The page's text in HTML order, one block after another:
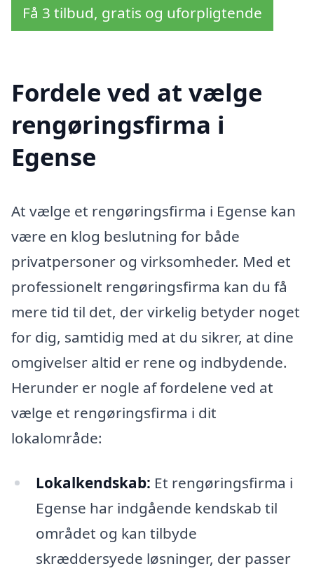
Få 3 tilbud, gratis og uforpligtende
Fordele ved at vælge
rengøringsfirma i
Egense
At vælge et rengøringsfirma i Egense kan
være en klog beslutning for både
privatpersoner og virksomheder. Med et
professionelt rengøringsfirma kan du få
mere tid til det, der virkelig betyder noget
for dig, samtidig med at du sikrer, at dine
omgivelser altid er rene og indbydende.
Herunder er nogle af fordelene ved at
vælge et rengøringsfirma i dit
lokalområde:
Lokalkendskab: Et rengøringsfirma i
Egense har indgående kendskab til
området og kan tilbyde
skræddersyede løsninger, der passer